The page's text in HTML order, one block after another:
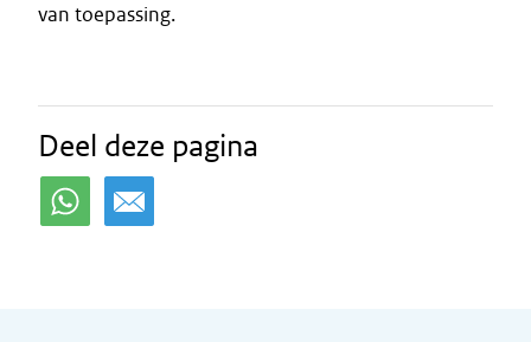
van toepassing.
Deel deze pagina